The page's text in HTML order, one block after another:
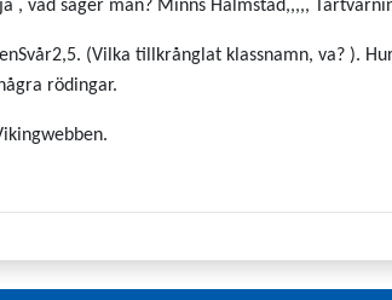
, vad säger man? Minns Halmstad,,,,,
(Vilka tillkrånglat klassnamn, va? ).
rödingar.